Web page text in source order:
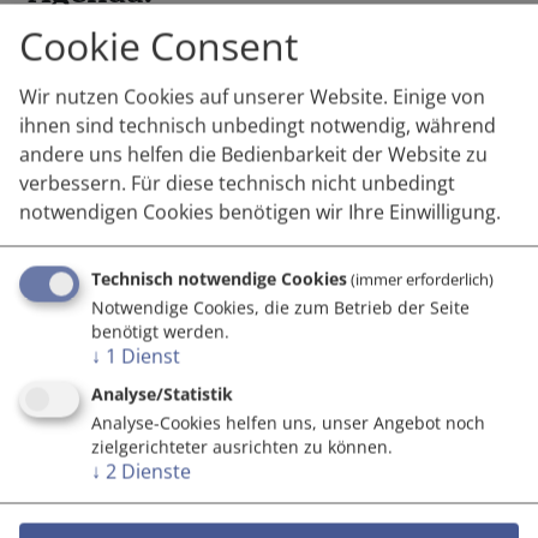
Ab 09:30: Registrierung und Kaffee
Katharina Moser
10:05 - 10:20:Begrüßung der Ministerien und
aws
Impulsvorträge
10:20 - 10:40:
Siegling, aws Innovationsschutz, aws:EU-
Empfehlungen zur Valorisierung von Wissen und
deren Umsetzung im Life Science Bereich;
Austrian Standards:
der Life Science
Innovationswertschöpfungskette und Best
11:00 – 11:20Allan Hanbury, Co-Founder
Cookie Consent
Wir nutzen Cookies auf unserer Website. Einige von
ihnen sind technisch unbedingt notwendig, während
andere uns helfen die Bedienbarkeit der Website zu
verbessern. Für diese technisch nicht unbedingt
notwendigen Cookies benötigen wir Ihre Einwilligung.
Technisch notwendige Cookies(immer erforderlich)
Notwendige Cookies, die zum Betrieb der Seite
benötigt werden.
↓ 1 Dienst
Analyse/Statistik
Analyse-Cookies helfen uns, unser Angebot noch
zielgerichteter ausrichten zu können.
↓ 2 Dienste